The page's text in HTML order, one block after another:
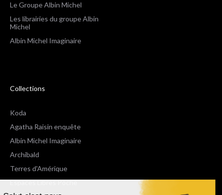
Le Groupe Albin Michel
Les librairies du groupe Albin
Michel
Albin Michel Imaginaire
Collections
Koda
Agatha Raisin enquête
Albin Michel Imaginaire
Archibald
Terres d'Amérique
Espaces Libres Poche